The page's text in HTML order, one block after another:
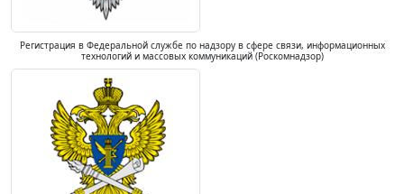
Регистрация в Федеральной службе по надзору в сфере связи, информационных
технологий и массовых коммуникаций (Роскомнадзор)